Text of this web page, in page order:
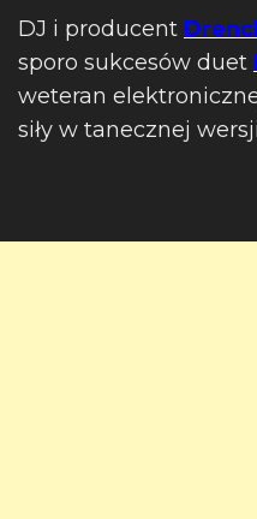
DJ i producent
sporo sukcesów duet
weteran
siły w tanecznej